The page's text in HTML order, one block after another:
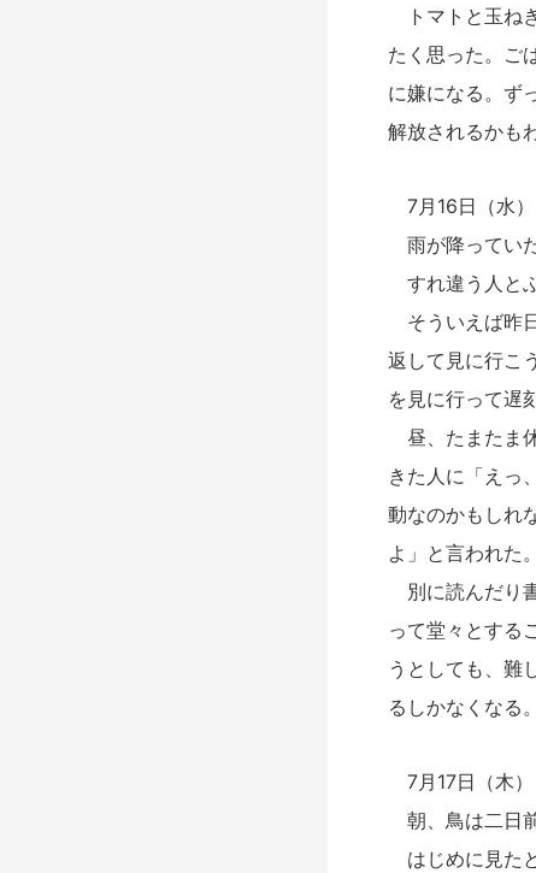
トマトと玉ね
たく思った。ご
に嫌になる。ず
解放されるかも
7月16日（水）
雨が降ってい
すれ違う人と
そういえば昨
返して見に行こ
を見に行って遅
昼、たまたま
きた人に「えっ
動なのかもしれ
よ」と言われた
別に読んだり
って堂々とする
うとしても、難
るしかなくなる。
7月17日（木）
朝、鳥は二日
はじめに見た